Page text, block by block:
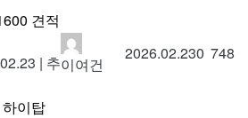
견적
| 추이여건
2026.02.230 748
이탑